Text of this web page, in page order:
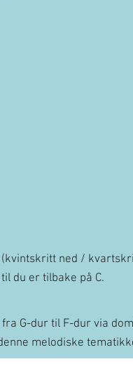
ned /
du er tilbake på C.
G-dur til F-dur via
melodiske